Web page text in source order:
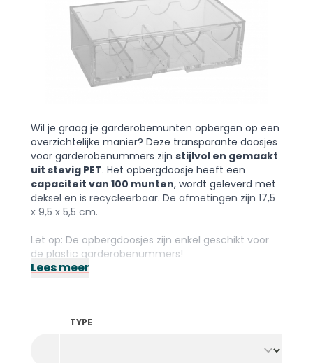
Wil je graag je garderobemunten opbergen op een
overzichtelijke manier? Deze transparante doosjes
voor garderobenummers zijn stijlvol en gemaakt
uit stevig PET. Het opbergdoosje heeft een
capaciteit van 100 munten, wordt geleverd met
deksel en is recycleerbaar. De afmetingen zijn 17,5
x 9,5 x 5,5 cm.
Let op: De opbergdoosjes zijn enkel geschikt voor
de plastic garderobenummers!
Lees meer
TYPE